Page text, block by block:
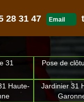
28 31 47 Email
31 Pose de
Haute-
Jardinier 31